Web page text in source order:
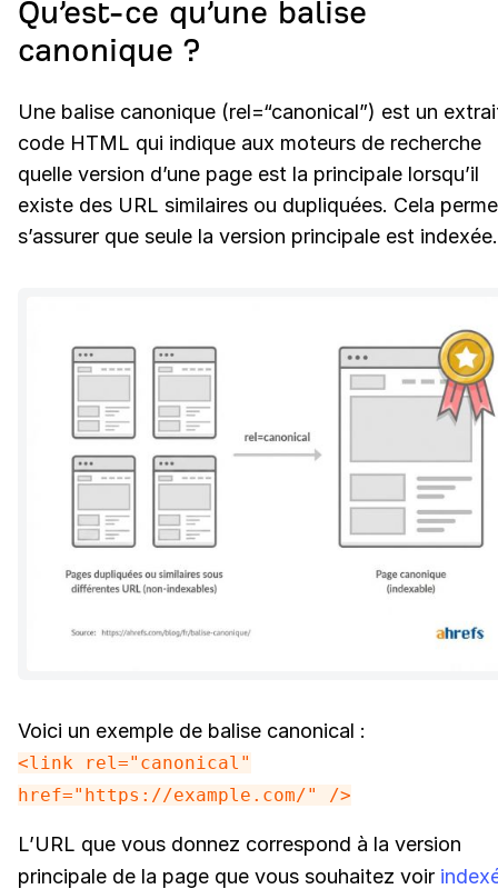
Qu’est-ce qu’une balise
canonique ?
Une balise canonique (rel=“canonical”) est un
code HTML qui indique aux moteurs de recherche
quelle version d’une page est la principale lorsqu’il
existe des URL similaires ou dupliquées. Cela
s’assurer que seule la version principale est indexée.
Voici un exemple de balise canonical :
<link rel="canonical"
href="https://example.com/" />
L’URL que vous donnez correspond à la version
principale de la page que vous souhaitez voir